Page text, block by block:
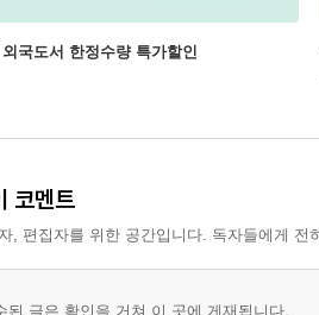
국도서 한정수량 특가할인
코멘트
, 편집자를 위한 공간입니다. 독자들에게 전
된 글은 확인을 거쳐 이 곳에 게재됩니다.